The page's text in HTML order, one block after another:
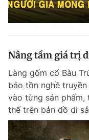
Nâng tầm giá trị
Làng gốm cổ Bàu
bảo tồn nghề
vào từng sản phẩm,
thế trên bản đồ di